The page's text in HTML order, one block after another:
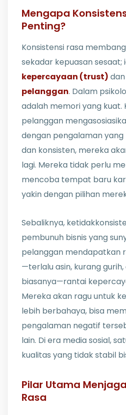
Mengapa
Penting?
Konsistensi rasa
sekadar kepuasan sesaat;
kepercayaan (trust) dan
pelanggan. Dalam
adalah memori yang kuat.
pelanggan
dengan pengalaman
dan konsisten, mereka
lagi. Mereka tidak perlu
mencoba tempat baru
yakin dengan pilihan
Sebaliknya,
pembunuh bisnis yang
pelanggan mendapatkan
—terlalu asin, kurang
biasanya—rantai
Mereka akan ragu untuk
lebih berbahaya, bisa
pengalaman negatif
lain. Di era media sosial,
kualitas yang tidak stabil
Pilar Utama
Rasa